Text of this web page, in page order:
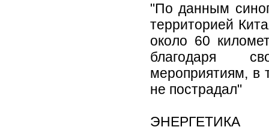
"По данным
территорией
около 60
благодаря
мероприятиям, в
не пострадал"
ЭНЕРГЕТИКА